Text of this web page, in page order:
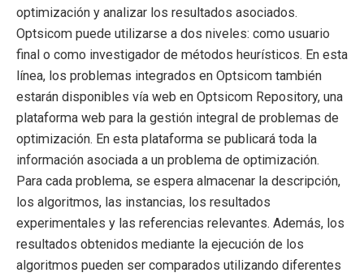
optimización y analizar los resultados asociados.
Optsicom puede utilizarse a dos niveles: como usuario
final o como investigador de métodos heurísticos. En esta
línea, los problemas integrados en Optsicom también
estarán disponibles vía web en Optsicom Repository, una
plataforma web para la gestión integral de problemas de
optimización. En esta plataforma se publicará toda la
información asociada a un problema de optimización.
Para cada problema, se espera almacenar la descripción,
los algoritmos, las instancias, los resultados
experimentales y las referencias relevantes. Además, los
resultados obtenidos mediante la ejecución de los
algoritmos pueden ser comparados utilizando diferentes